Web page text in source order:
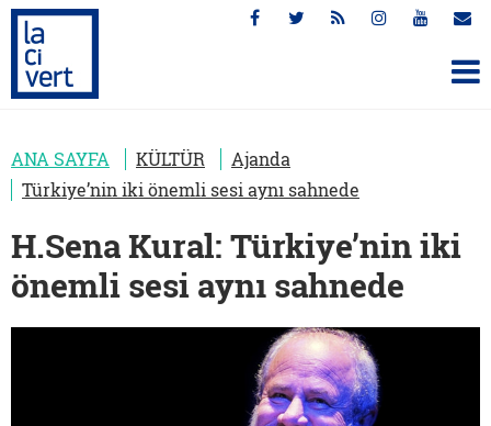
ANA SAYFA KÜLTÜR
Ajanda
Türkiye’nin iki önemli sesi aynı sahnede
H.Sena Kural: Türkiye’nin iki
önemli sesi aynı sahnede